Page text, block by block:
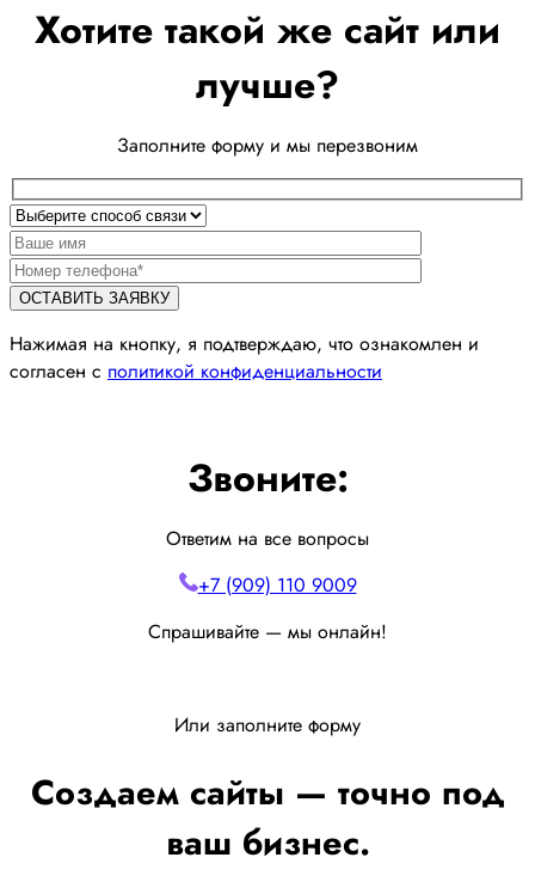
Хотите такой же сайт или
лучше?
Заполните форму и мы перезвоним
Нажимая на кнопку, я подтверждаю, что ознакомлен и
согласен с политикой конфиденциальности
Звоните:
Ответим на все вопросы
+7 (909) 110 9009
Спрашивайте — мы онлайн!
Или заполните форму
Создаем сайты — точно под
ваш бизнес.